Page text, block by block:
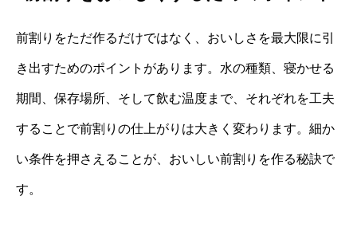
前割りをただ作るだけではなく、おいしさを最大限に引
き出すためのポイントがあります。水の種類、寝かせる
期間、保存場所、そして飲む温度まで、それぞれを工夫
することで前割りの仕上がりは大きく変わります。細か
い条件を押さえることが、おいしい前割りを作る秘訣で
す。